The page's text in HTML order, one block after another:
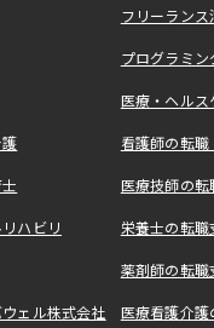
フリーラン
プログラミ
医療・ヘル
看護師の転
医療技師の
ハビリ 栄養士の転
薬剤師の転
ェル株式会社 医療看護介